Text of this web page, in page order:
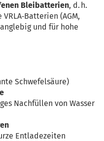
Bleibatterien, d. h.
VRLA‑Batterien (AGM,
und für hohe
Schwefelsäure)
Nachfüllen von Wasser
Entladezeiten